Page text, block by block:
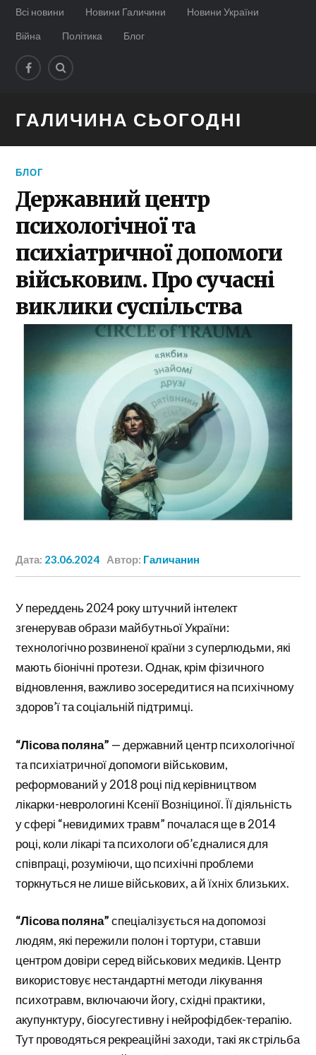
Всі новини Новини Галичини
Новини України
Війна
Політика Блог
ГАЛИЧИНА СЬОГОДНІ
БЛОГ
Державний центр
психологічної та
психіатричної допомоги
військовим. Про сучасні
виклики суспільства
Дата: 23.06.2024 Автор: Галичанин
У переддень 2024 року штучний інтелект
згенерував образи майбутньої України:
технологічно розвиненої країни з суперлюдьми, які
мають біонічні протези. Однак, крім фізичного
відновлення, важливо зосередитися на психічному
здоров’ї та соціальній підтримці.
“Лісова поляна” — державний центр психологічної
та психіатричної допомоги військовим,
реформований у 2018 році під керівництвом
лікарки-неврологині Ксенії Возніциної. Її діяльність
у сфері “невидимих травм” почалася ще в 2014
році, коли лікарі та психологи об’єдналися для
співпраці, розуміючи, що психічні проблеми
торкнуться не лише військових, а й їхніх близьких.
“Лісова поляна”спеціалізується на допомозі
людям, які пережили полон і тортури, ставши
центром довіри серед військових медиків. Центр
використовує нестандартні методи лікування
психотравм, включаючи йогу, східні практики,
акупунктуру, біосугестивну і нейрофідбек-терапію.
Тут проводяться рекреаційні заходи, такі як стрільба